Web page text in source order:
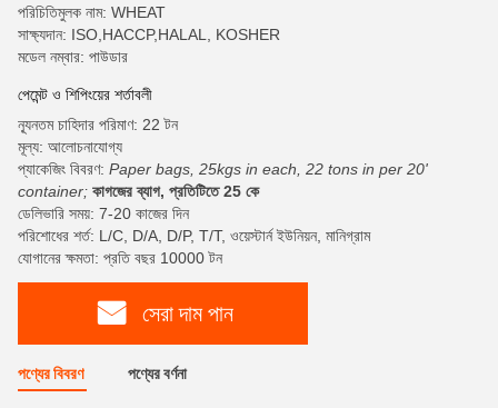
পরিচিতিমুলক নাম: WHEAT
সাক্ষ্যদান: ISO,HACCP,HALAL, KOSHER
মডেল নম্বার: পাউডার
পেমেন্ট ও শিপিংয়ের শর্তাবলী
ন্যূনতম চাহিদার পরিমাণ: 22 টন
মূল্য: আলোচনাযোগ্য
প্যাকেজিং বিবরণ: Paper bags, 25kgs in each, 22 tons in per 20'
container; কাগজের ব্যাগ, প্রতিটিতে 25 কে
ডেলিভারি সময়: 7-20 কাজের দিন
পরিশোধের শর্ত: L/C, D/A, D/P, T/T, ওয়েস্টার্ন ইউনিয়ন, মানিগ্রাম
যোগানের ক্ষমতা: প্রতি বছর 10000 টন
সেরা দাম পান
পণ্যের বিবরণ পণ্যের বর্ণনা